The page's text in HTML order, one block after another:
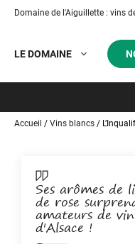
Domaine de l'Aiguillette : vins
LE DOMAINE
Accueil / Vins blancs /
Ses arômes de
de rose
amateurs de vin
d'Alsace !